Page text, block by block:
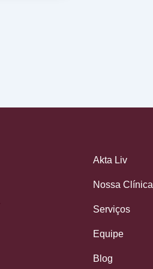
Akta Liv
Nossa Clínica
Serviços
Equipe
Blog